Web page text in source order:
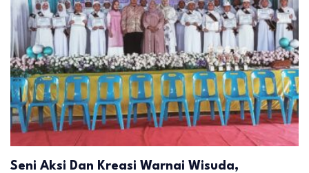
Seni Aksi Dan Kreasi Warnai Wisuda,